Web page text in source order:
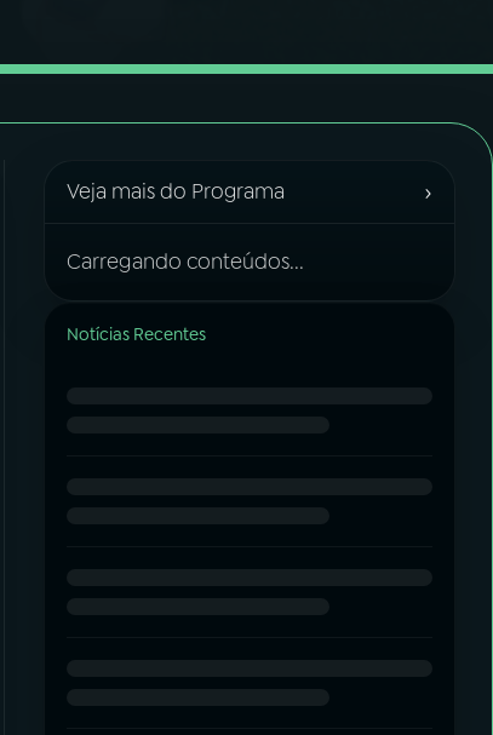
Veja mais do Programa ›
Carregando conteúdos...
Notícias Recentes